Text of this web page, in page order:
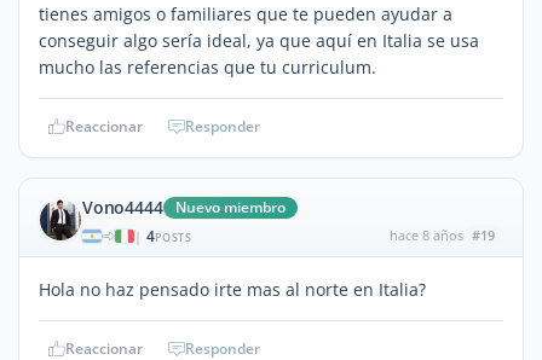
tienes amigos o familiares que te pueden ayudar a
conseguir algo sería ideal, ya que aquí en Italia se usa
mucho las referencias que tu curriculum.
Reaccionar Responder
Vono4444 Nuevo miembro
| 4POSTS hace 8 años #19
Hola no haz pensado irte mas al norte en Italia?
Reaccionar Responder